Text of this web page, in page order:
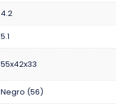
4.2
5.1
55x42x33
Negro (56)